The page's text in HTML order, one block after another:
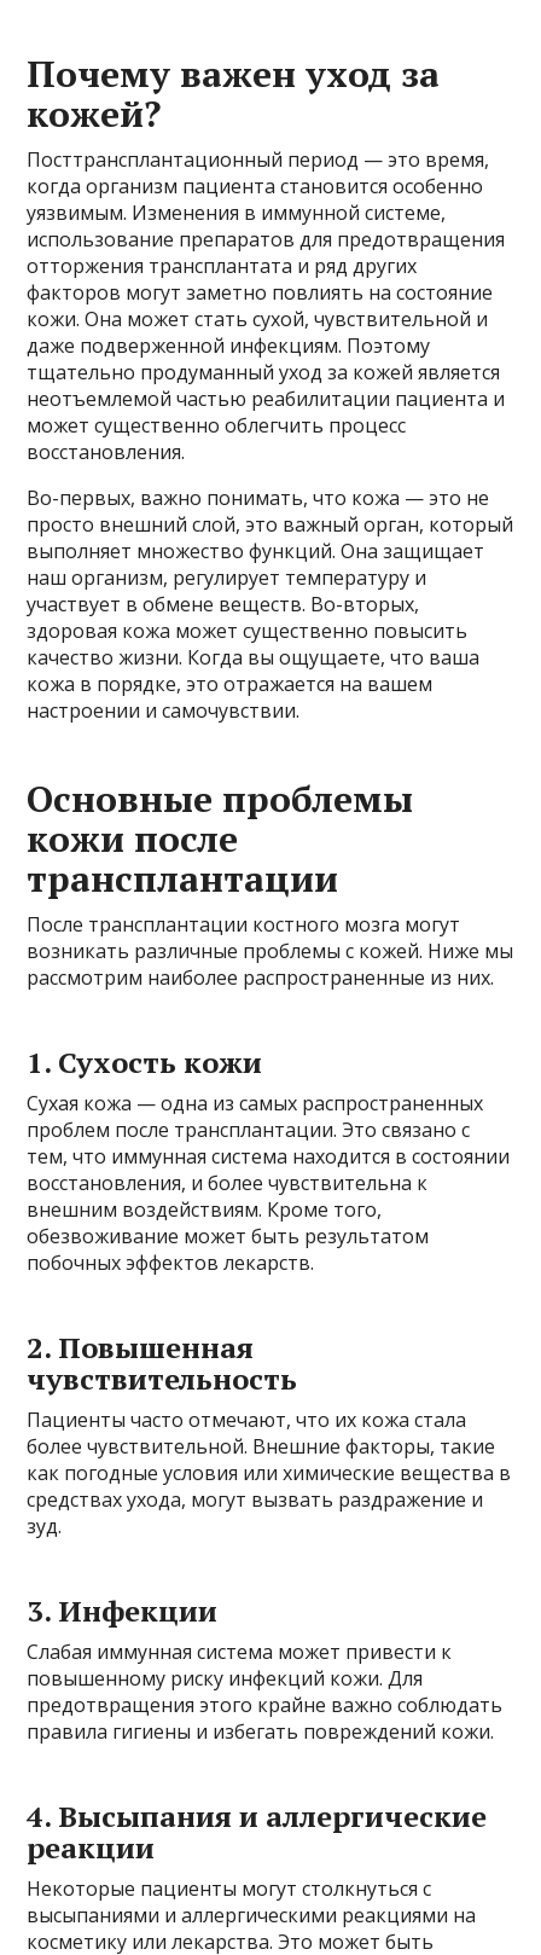
Почему важен уход за
кожей?
Посттрансплантационный период — это время,
когда организм пациента становится особенно
уязвимым. Изменения в иммунной системе,
использование препаратов для предотвращения
отторжения трансплантата и ряд других
факторов могут заметно повлиять на состояние
кожи. Она может стать сухой, чувствительной и
даже подверженной инфекциям. Поэтому
тщательно продуманный уход за кожей является
неотъемлемой частью реабилитации пациента и
может существенно облегчить процесс
восстановления.
Во-первых, важно понимать, что кожа — это не
просто внешний слой, это важный орган, который
выполняет множество функций. Она защищает
наш организм, регулирует температуру и
участвует в обмене веществ. Во-вторых,
здоровая кожа может существенно повысить
качество жизни. Когда вы ощущаете, что ваша
кожа в порядке, это отражается на вашем
настроении и самочувствии.
Основные проблемы
кожи после
трансплантации
После трансплантации костного мозга могут
возникать различные проблемы с кожей. Ниже мы
рассмотрим наиболее распространенные из них.
1. Сухость кожи
Сухая кожа — одна из самых распространенных
проблем после трансплантации. Это связано с
тем, что иммунная система находится в состоянии
восстановления, и более чувствительна к
внешним воздействиям. Кроме того,
обезвоживание может быть результатом
побочных эффектов лекарств.
2. Повышенная
чувствительность
Пациенты часто отмечают, что их кожа стала
более чувствительной. Внешние факторы, такие
как погодные условия или химические вещества в
средствах ухода, могут вызвать раздражение и
зуд.
3. Инфекции
Слабая иммунная система может привести к
повышенному риску инфекций кожи. Для
предотвращения этого крайне важно соблюдать
правила гигиены и избегать повреждений кожи.
4. Высыпания и аллергические
реакции
Некоторые пациенты могут столкнуться с
высыпаниями и аллергическими реакциями на
косметику или лекарства. Это может быть